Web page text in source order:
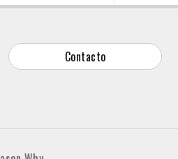
Contacto